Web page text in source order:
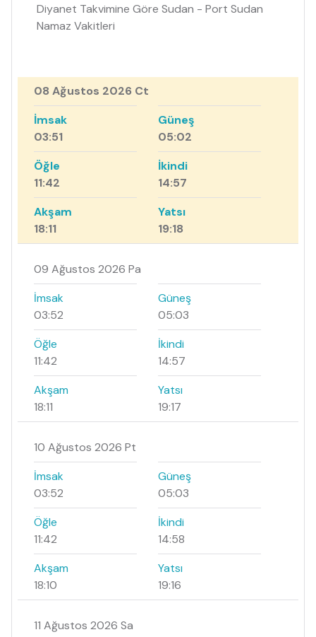
Diyanet Takvimine Göre Sudan - Port Sudan
Namaz Vakitleri
08 Ağustos 2026 Ct
İmsak
03:51
Güneş
05:02
Öğle
11:42
İkindi
14:57
Akşam
18:11
Yatsı
19:18
09 Ağustos 2026 Pa
İmsak
03:52
Güneş
05:03
Öğle
11:42
İkindi
14:57
Akşam
18:11
Yatsı
19:17
10 Ağustos 2026 Pt
İmsak
03:52
Güneş
05:03
Öğle
11:42
İkindi
14:58
Akşam
18:10
Yatsı
19:16
11 Ağustos 2026 Sa